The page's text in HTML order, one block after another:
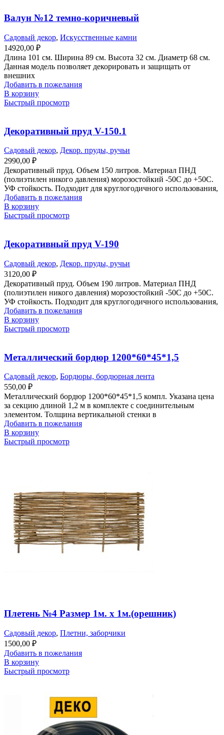
Валун №12 темно-коричневый
Садовый декор, Искусственные камни
14920,00 ₽
Длина 101 см. Ширина 89 см. Высота 32 см. Диаметр 68 см.
Данная модель позволяет декорировать и защищать от
внешних
Добавить в пожелания
В корзину
Быстрый просмотр
Декоративный пруд V-150.1
Садовый декор, Декор. пруды, ручьи
2990,00 ₽
Декоративный пруд. Объем 150 литров. Материал ПНД
(полиэтилен никого давления) морозостойкий -50С до +50С.
УФ стойкость. Подходит для круглогодичного использования,
Добавить в пожелания
В корзину
Быстрый просмотр
Декоративный пруд V-190
Садовый декор, Декор. пруды, ручьи
3120,00 ₽
Декоративный пруд. Объем 190 литров. Материал ПНД
(полиэтилен никого давления) морозостойкий -50С до +50С.
УФ стойкость. Подходит для круглогодичного использования,
Добавить в пожелания
В корзину
Быстрый просмотр
Металлический бордюр 1200*60*45*1,5
Садовый декор, Бордюры, бордюрная лента
550,00 ₽
Металлический бордюр 1200*60*45*1,5 компл. Указана цена
за секцию длиной 1,2 м в комплекте с соединительным
элементом. Толщина вертикальной стенки в
Добавить в пожелания
В корзину
Быстрый просмотр
Плетень №4 Размер 1м. х 1м.(орешник)
Садовый декор, Плетни, заборчики
1500,00 ₽
Добавить в пожелания
В корзину
Быстрый просмотр